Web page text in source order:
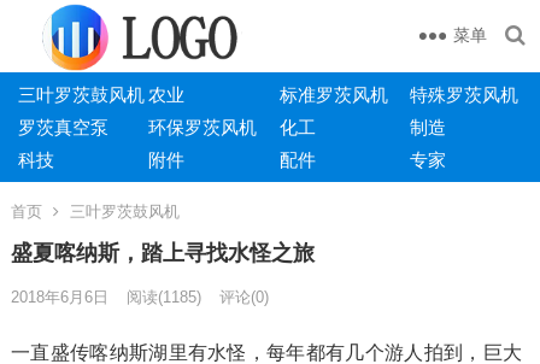
菜单
三叶罗茨鼓风机农业 标准罗茨风机
特殊罗茨风机
罗茨真空泵
环保罗茨风机 化工
制造
科技
附件 配件 专家
首页 三叶罗茨鼓风机
盛夏喀纳斯，踏上寻找水怪之旅
2018年6月6日 阅读(1185) 评论(0)
一直盛传喀纳斯湖里有水怪，每年都有几个游人拍到，巨大